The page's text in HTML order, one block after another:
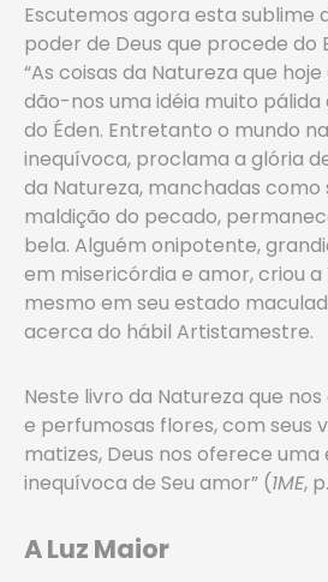
Escutemos agora esta sublime
poder de Deus que procede do
“As coisas da Natureza que
dão-nos uma idéia muito pálida
do Éden. Entretanto o mundo
inequívoca, proclama a glória
da Natureza, manchadas
maldição do pecado,
bela. Alguém onipotente,
em misericórdia e amor, criou a
mesmo em seu estado
acerca do hábil Artistamestre.
Neste livro da Natureza que
e perfumosas flores, com seus
matizes, Deus nos oferece uma
inequívoca de Seu amor” (1ME,
A Luz Maior